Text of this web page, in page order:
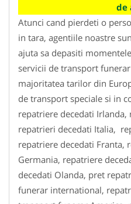
de
Atunci cand pierdeti o
in tara, agentiile noastre
ajuta sa depasiti
servicii de transport
majoritatea tarilor din
de transport speciale si in
repatriere decedati Irlanda,
repatrieri decedati Italia,
repatriere decedati Franta,
Germania, repatriere
decedati Olanda, pret
funerar international,